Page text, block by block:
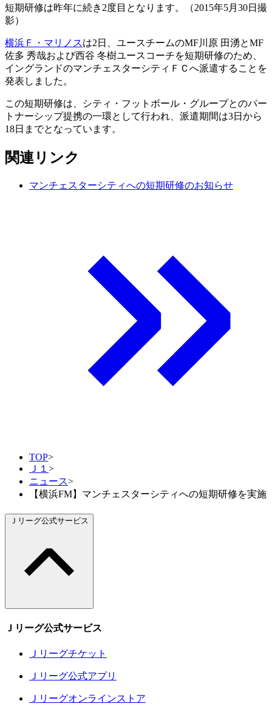
短期研修は昨年に続き2度目となります。（2015年5月30日撮
影）
横浜Ｆ・マリノスは2日、ユースチームのMF川原 田湧とMF
佐多 秀哉および西谷 冬樹ユースコーチを短期研修のため、
イングランドのマンチェスターシティＦＣへ派遣することを
発表しました。
この短期研修は、シティ・フットボール・グループとのパー
トナーシップ提携の一環として行われ、派遣期間は3日から
18日までとなっています。
関連リンク
マンチェスターシティへの短期研修のお知らせ
TOP>
Ｊ１ >
ニュース>
【横浜FM】マンチェスターシティへの短期研修を実施
Ｊリーグ公式サービス
Ｊリーグ公式サービス
Ｊリーグチケット
Ｊリーグ公式アプリ
Ｊリーグオンラインストア